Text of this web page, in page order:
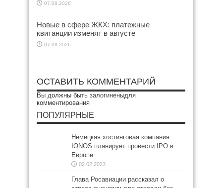
07.08.2026
Новые в сфере ЖКХ: платежные
квитанции изменят в августе
07.08.2026
ОСТАВИТЬ КОММЕНТАРИЙ
Вы должны быть залогиненыдля
комментирования
ПОПУЛЯРНЫЕ
Немецкая хостинговая компания
IONOS планирует провести IPO в
Европе
02.02.2023
Глава Росавиации рассказал о